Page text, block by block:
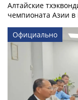
Алтайские
чемпионата Азии
Официально